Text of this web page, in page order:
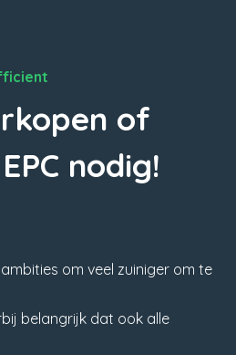
of
nodig!
om veel zuiniger om te
belangrijk dat ook alle